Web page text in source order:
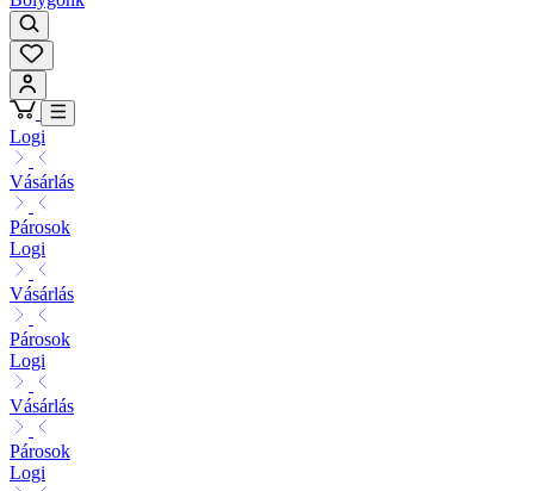
Logi
Vásárlás
Párosok
Logi
Vásárlás
Párosok
Logi
Vásárlás
Párosok
Logi